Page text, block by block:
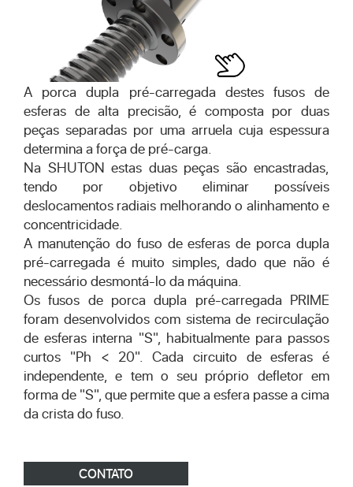
A porca dupla pré-carregada destes fusos de
esferas de alta precisão, é composta por duas
peças separadas por uma arruela cuja espessura
determina a força de pré-carga.
Na SHUTON estas duas peças são encastradas,
tendo por objetivo eliminar possíveis
deslocamentos radiais melhorando o alinhamento e
concentricidade.
A manutenção do fuso de esferas de porca dupla
pré-carregada é muito simples, dado que não é
necessário desmontá-lo da máquina.
Os fusos de porca dupla pré-carregada PRIME
foram desenvolvidos com sistema de recirculação
de esferas interna "S", habitualmente para passos
curtos "Ph < 20". Cada circuito de esferas é
independente, e tem o seu próprio defletor em
forma de "S", que permite que a esfera passe a cima
da crista do fuso.
CONTATO